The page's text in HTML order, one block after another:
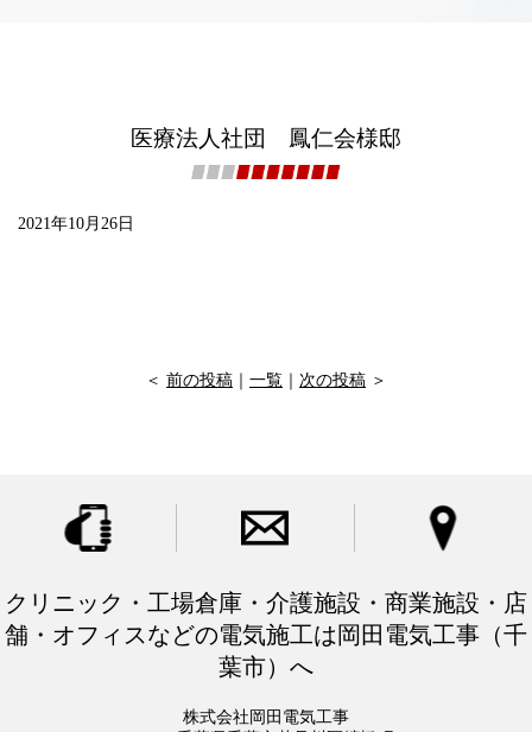
医療法人社団 鳳仁会様邸
2021年10月26日
＜ 前の投稿 一覧 次の投稿 ＞
クリニック・工場倉庫・介護施設・商業施設・店
舗・オフィスなどの電気施工は岡田電気工事（千
葉市）へ
株式会社岡田電気工事